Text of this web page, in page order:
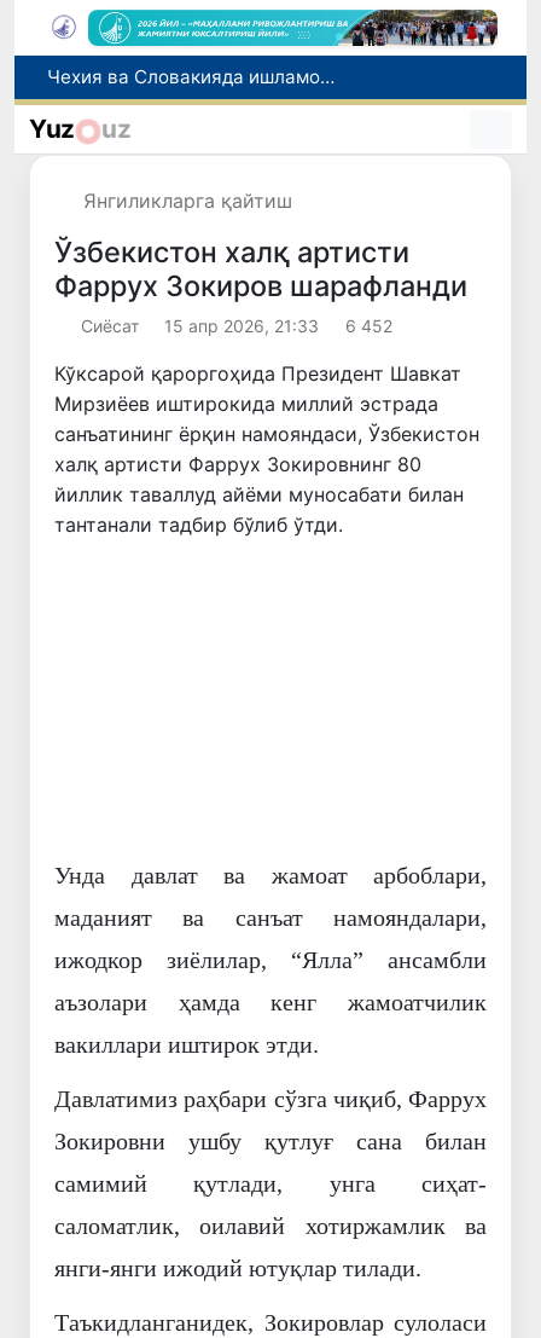
Боланинг фамилиясига отасининг исмини беришга рухсат берилади
Беҳруз Каримов фаолиятини Швейцариянинг «Лугано» клубида давом эттиради
Yuz uz
Янгиликларга қайтиш
Ўзбекистон халқ артисти
Фаррух Зокиров шарафланди
Сиёсат 15 апр 2026, 21:33 6 452
Кўксарой қароргоҳида Президент Шавкат
Мирзиёев иштирокида миллий эстрада
санъатининг ёрқин намояндаси, Ўзбекистон
халқ артисти Фаррух Зокировнинг 80
йиллик таваллуд айёми муносабати билан
тантанали тадбир бўлиб ўтди.
Унда давлат ва жамоат арбоблари,
маданият ва санъат намояндалари,
ижодкор зиёлилар, “Ялла” ансамбли
аъзолари ҳамда кенг жамоатчилик
вакиллари иштирок этди.
Давлатимиз раҳбари сўзга чиқиб, Фаррух
Зокировни ушбу қутлуғ сана билан
самимий қутлади, унга сиҳат-
саломатлик, оилавий хотиржамлик ва
янги-янги ижодий ютуқлар тилади.
Таъкидланганидек, Зокировлар сулоласи